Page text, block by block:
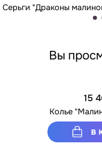
Серьги "Драконы
Вы
15
Колье
в